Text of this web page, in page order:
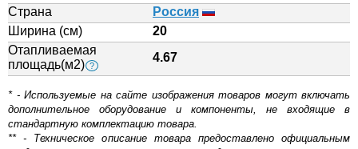
Страна
Россия
Ширина (см)
20
Отапливаемая
площадь(м2) ?
4.67
* - Используемые на сайте изображения товаров могут включать
дополнительное оборудование и компоненты, не входящие в
стандартную комплектацию товара.
** - Техническое описание товара предоставлено официальным